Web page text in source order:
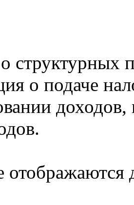
структурных
о подаче
доходов,